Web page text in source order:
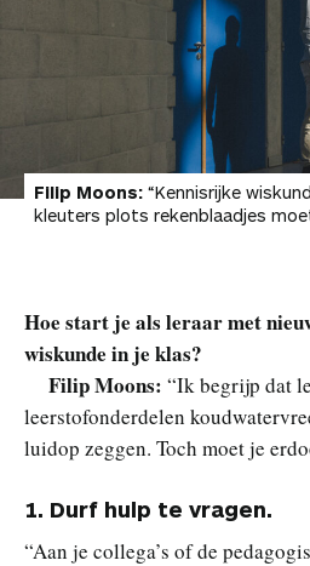
Filip Moons: “Kennisrijke
kleuters plots rekenblaadjes
Hoe start je als leraar met
wiskunde in je klas?
Filip Moons: “Ik begrijp dat
leerstofonderdelen
luidop zeggen. Toch moet je
1. Durf hulp te vragen.
“Aan je collega’s of de